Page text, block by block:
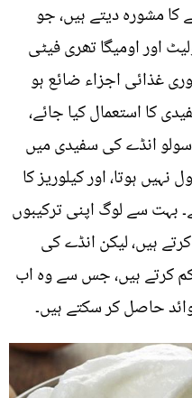
کا مشورہ دیتے ہیں، جو
اور اومیگا تھری فیٹی
غذائی اجزاء ضائع ہو
کا استعمال کیا جائے،
سولو انڈے کی سفیدی میں
ہوتا، اور کیلوریز کا
بہت سے لوگ اپنی ترکیبوں
ہیں، لیکن انڈے کی
کرتے ہیں، جس سے وہ اب
حاصل کر سکتے ہیں۔